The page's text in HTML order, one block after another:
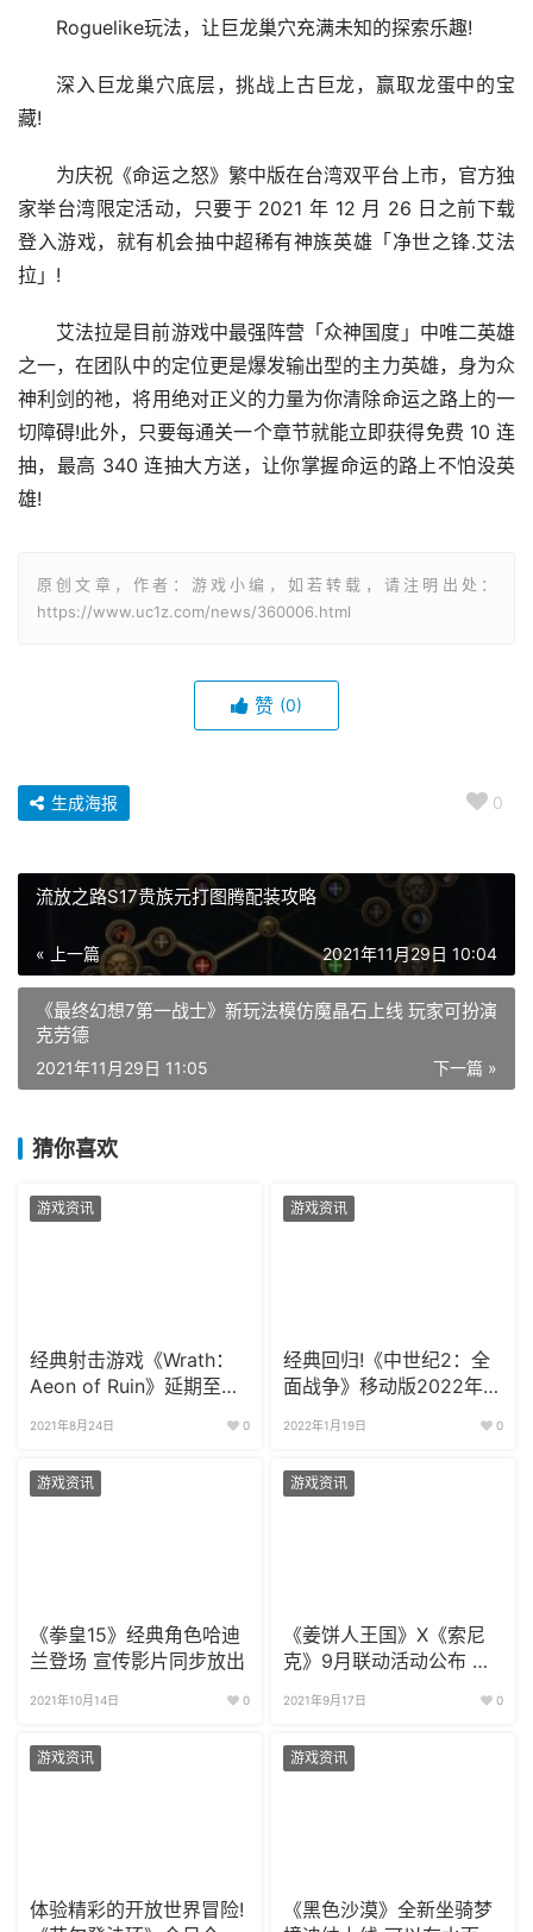
Roguelike玩法，让巨龙巢穴充满未知的探索乐趣!
深入巨龙巢穴底层，挑战上古巨龙，赢取龙蛋中的宝
藏!
为庆祝《命运之怒》繁中版在台湾双平台上市，官方独
家举台湾限定活动，只要于 2021 年 12 月 26 日之前下载
登入游戏，就有机会抽中超稀有神族英雄「净世之锋.艾法
拉」!
艾法拉是目前游戏中最强阵营「众神国度」中唯二英雄
之一，在团队中的定位更是爆发输出型的主力英雄，身为众
神利剑的祂，将用绝对正义的力量为你清除命运之路上的一
切障碍!此外，只要每通关一个章节就能立即获得免费 10 连
抽，最高 340 连抽大方送，让你掌握命运的路上不怕没英
雄!
原创文章，作者：游戏小编，如若转载，请注明出处：
https://www.uc1z.com/news/360006.html
赞 (0)
0
生成海报
流放之路S17贵族元打图腾配装攻略
« 上一篇 2021年11月29日 10:04
《最终幻想7第一战士》新玩法模仿魔晶石上线 玩家可扮演
克劳德
下一篇 »
2021年11月29日 11:05
猜你喜欢
游戏资讯
经典射击游戏《Wrath：
Aeon of Ruin》延期至
2021年8月24日 0
游戏资讯
经典回归!《中世纪2：全
面战争》移动版2022年春
2022年1月19日 0
游戏资讯
《拳皇15》经典角色哈迪
兰登场 宣传影片同步放出
2021年10月14日 0
游戏资讯
《姜饼人王国》X《索尼
克》9月联动活动公布 限
2021年9月17日 0
游戏资讯
体验精彩的开放世界冒险!
游戏资讯
《黑色沙漠》全新坐骑梦